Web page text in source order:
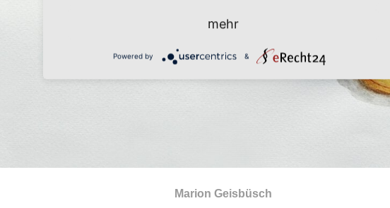
Marion Geisbüsch
mehr
Powered by &